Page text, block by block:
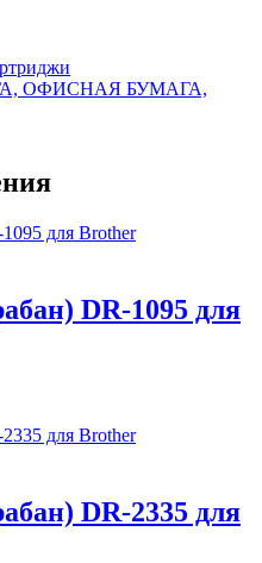
ОФИСНАЯ БУМАГА,
DR-1095 для
DR-2335 для